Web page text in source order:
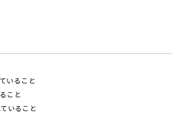
いること
こと
いること